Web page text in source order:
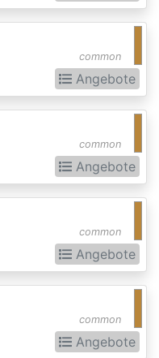
common
Angebote
common
Angebote
common
Angebote
common
Angebote